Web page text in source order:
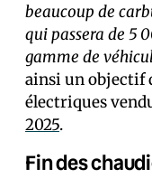
beaucoup de
qui passera de 5
gamme de
ainsi un objectif
électriques
2025.
Fin des